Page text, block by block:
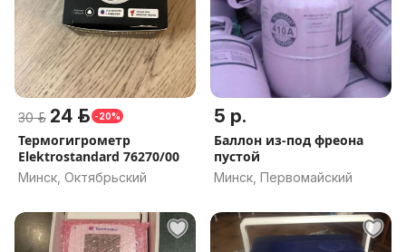
30 р. 24 р. -20%
Термогигрометр
Elektrostandard 76270/00
Минск, Октябрьский
5 р.
Баллон из-под фреона
пустой
Минск, Первомайский